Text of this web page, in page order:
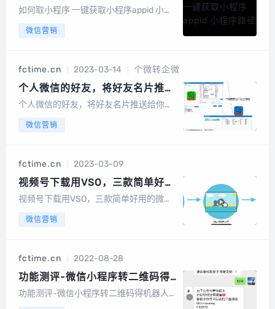
appid 小程序路径
如何取小程序 一键获取小程序appid 小程
的时候，需要填写小程序页面的路径，比
的标题、小程序appid、和小程序路...
微信营销
fctime.cn 2023-03-14 个微转企微
个人微信的好友，将好友名片推送
给你的企业微信，企业微信自动添
个人微信的好友，将好友名片推送给你的
微转企微助手是我们自主开发的一款通过
题！！软件功能：1、支持个微微信号、群
内好友...
微信营销
fctime.cn 2023-03-09
视频号下载用VSO，三款简单好用
的微信视频号下载工具
视频号下载用VSO，三款简单好用的微信
r和WechatVideoSniffer目前直接解析下
播放的...
微信营销
fctime.cn 2022-08-28
功能测评-微信小程序转二维码得
机器人20220808
功能测评-微信小程序转二维码得机器人2